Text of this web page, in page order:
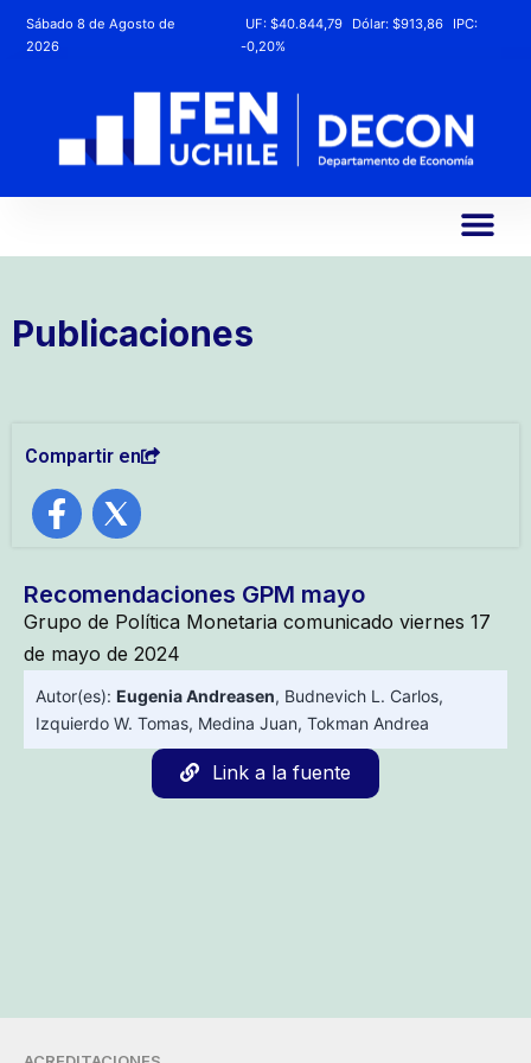
Sábado 8 de Agosto de
2026
UF:$40.844,79 Dólar:$913,86
IPC:
-0,20%
Publicaciones
Compartir en
Recomendaciones GPM mayo
Grupo de Política Monetaria comunicado viernes 17
de mayo de 2024
Autor(es): Eugenia Andreasen, Budnevich L. Carlos,
Izquierdo W. Tomas, Medina Juan, Tokman Andrea
Link a la fuente